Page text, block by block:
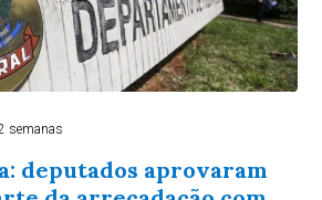
semanas
deputados aprovaram